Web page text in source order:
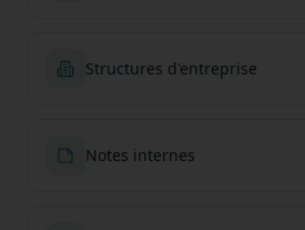
Structures d'entreprise
Notes internes